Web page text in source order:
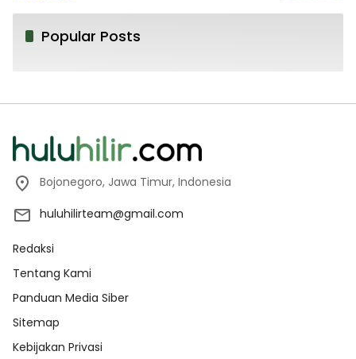
Popular Posts
Bojonegoro, Jawa Timur, Indonesia
huluhilirteam@gmail.com
Redaksi
Tentang Kami
Panduan Media Siber
Sitemap
Kebijakan Privasi